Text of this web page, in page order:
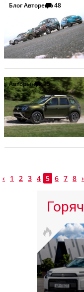
Блог Авторевю48
Авторынок95
‹ 1 2 3 4 5 6 7 8 ›